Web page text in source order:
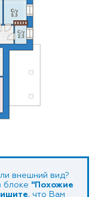
внешний вид?
блоке "Похожие
, что Вам